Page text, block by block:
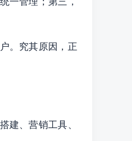
。究其原因，正
建、营销工具、